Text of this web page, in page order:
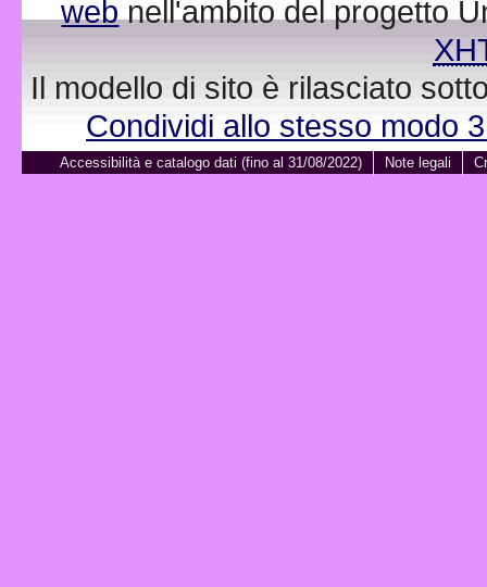
webnell'ambito del progetto
Il modello di sito è rilasciato
Condividi allo stesso modo
Accessibilità e catalogo dati (fino al 31/08/2022) Note legali